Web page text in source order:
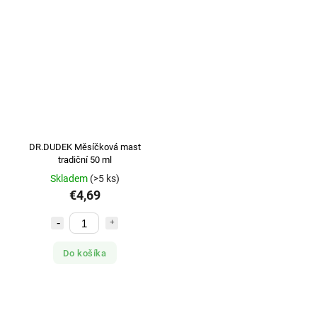
DR.DUDEK Měsíčková mast
tradiční 50 ml
Skladem (>5 ks)
€4,69
Do košíka